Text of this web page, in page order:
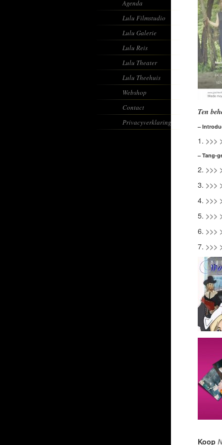
Agenda
Lulu Filmstudio
Lulu Galerie
Lulu Reis
Lulu Theater
Lulu Theehuis
Webshop
Contact
Privacyverklaring
Ten
–
1. >>>
– Tang-
2. >>>
3. >>>
4. >>>
5. >>>
6. >>>
7. >>>
Koop